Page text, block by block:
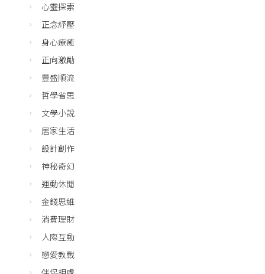
心靈探索
正念紓壓
身心療癒
正向激勵
豐盛順流
哲學省思
文學小說
居家生活
設計創作
神秘奇幻
運動休閒
金錢思維
消費理財
人際互動
戀愛教戰